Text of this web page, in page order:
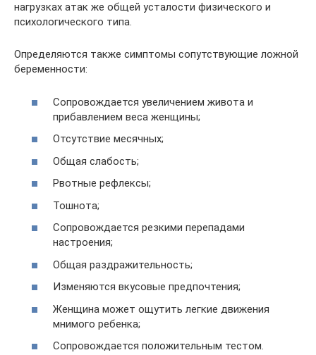
нагрузках атак же общей усталости физического и
психологического типа.
Определяются также симптомы сопутствующие ложной
беременности:
Сопровождается увеличением живота и
прибавлением веса женщины;
Отсутствие месячных;
Общая слабость;
Рвотные рефлексы;
Тошнота;
Сопровождается резкими перепадами
настроения;
Общая раздражительность;
Изменяются вкусовые предпочтения;
Женщина может ощутить легкие движения
мнимого ребенка;
Сопровождается положительным тестом.